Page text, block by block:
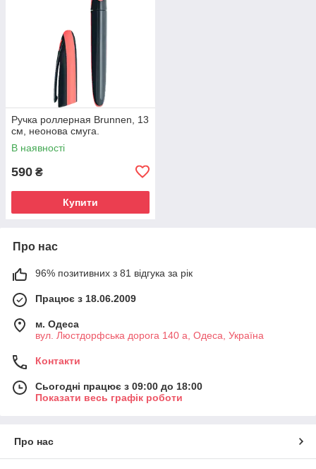
Ручка роллерная Brunnen, 13
см, неонова смуга.
В наявності
590 ₴
Купити
Про нас
96% позитивних з 81 відгука за рік
Працює з 18.06.2009
м. Одеса
вул. Люстдорфська дорога 140 а, Одеса, Україна
Контакти
Сьогодні працює з 09:00 до 18:00
Показати весь графік роботи
Про нас